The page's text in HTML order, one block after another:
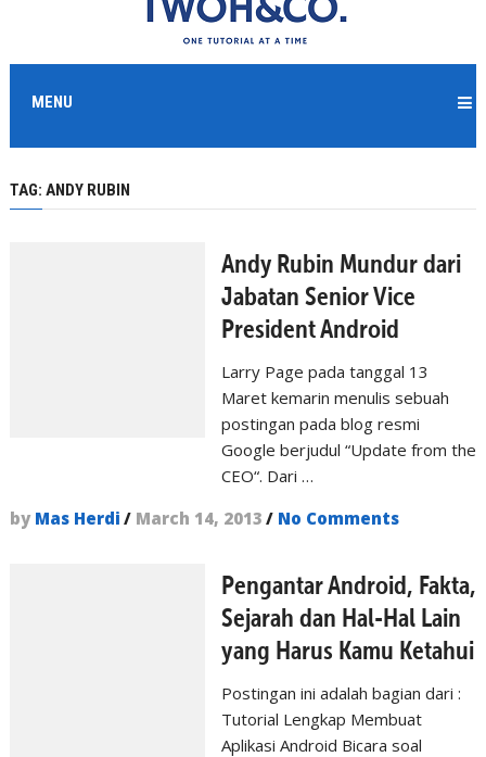
MENU
TAG: ANDY RUBIN
Andy Rubin Mundur dari
Jabatan Senior Vice
President Android
Larry Page pada tanggal 13
Maret kemarin menulis sebuah
postingan pada blog resmi
Google berjudul “Update from the
CEO“. Dari …
by Mas Herdi / March 14, 2013 / No Comments
Pengantar Android, Fakta,
Sejarah dan Hal-Hal Lain
yang Harus Kamu Ketahui
Postingan ini adalah bagian dari :
Tutorial Lengkap Membuat
Aplikasi Android Bicara soal